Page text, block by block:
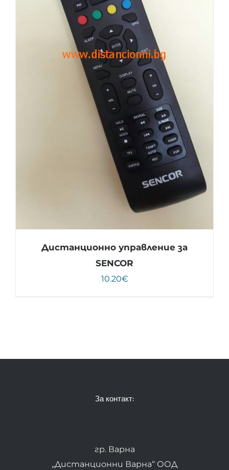
Дистанционно управление за
SENCOR
10.20€
За контакт:
гр. Варна
„Дистанционни Варна“ ООД